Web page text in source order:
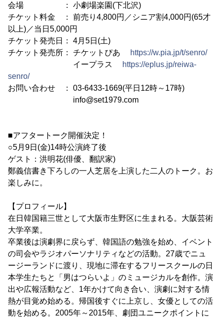
会場 ： 小劇場楽園(下北沢)
チケット料金 ： 前売り4,800円／シニア割4,000円(65才
以上)／当日5,000円
チケット発売日： 4月5日(土)
チケット発売所： チケットぴあ
https://w.pia.jp/t/senro/
イープラス
https://eplus.jp/reiwa-
senro/
お問い合わせ ： 03-6433-1669(平日12時～17時)
info@set1979.com
■アフタートーク開催決定！
○5月9日(金)14時公演終了後
ゲスト：洪明花(俳優、翻訳家)
鄭義信書き下ろしの一人芝居を上演した二人のトーク。お
楽しみに。
【プロフィール】
在日韓国籍三世として大阪市生野区に生まれる。大阪芸術
大学卒業。
卒業後は演劇界に戻らず、韓国語の勉強を始め、イベント
の司会やラジオパーソナリティなどの活動。27歳でニュ
ージーランドに渡り、現地に滞在するフリースクールの日
本学生たちと「男はつらいよ」のミュージカルを創作。演
出や広報活動など、1年かけて向き合い、演劇に対する情
熱が目覚め始める。帰国後すぐに上京し、女優としての活
動を始める。2005年～2015年、劇団ユニークポイントに